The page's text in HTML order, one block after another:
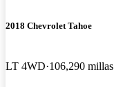
2018 Chevrolet Tahoe
LT 4WD 106,290 millas